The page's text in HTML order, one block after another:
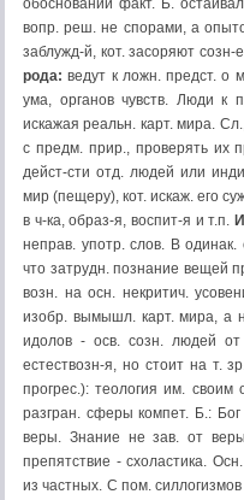
обосновании факт. Б.
вопр. реш. не спорами, а
заблужд-й, кот. засоряют созн-
рода: ведут к ложн. предст. о
ума, органов чувств. Люди к
искажая реальн. карт. мира.
с предм. прир., проверять их
дейст-сти отд. людей или
мир (пещеру), кот. искаж. его
в ч-ка, образ-я, воспит-я и т.п.
неправ. употр. слов. В
что затрудн. познание вещей
возн. на осн. некритич.
изобр. вымышл. карт. мира, а
идолов - осв. созн. людей от
естествозн-я, но стоит на т.
прогрес.): теология им.
разгран. сферы компет. Б.:
веры. Знание не зав. от
препятствие - схоластика.
из частных. С пом.